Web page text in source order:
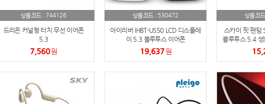
13 송월타올
14 에코백
15
17 AP-100050
상품코드 : 744126
드리온 커널형 터치 무선 이어폰
5.3
7,560원
상품코드 : 530472
아이리버 IHBT-US50 LCD 디스플레
이 5.3 블루투스 이어폰
19,637원
상품코
스카이 핏 팬텀
블루투스 5.4 생